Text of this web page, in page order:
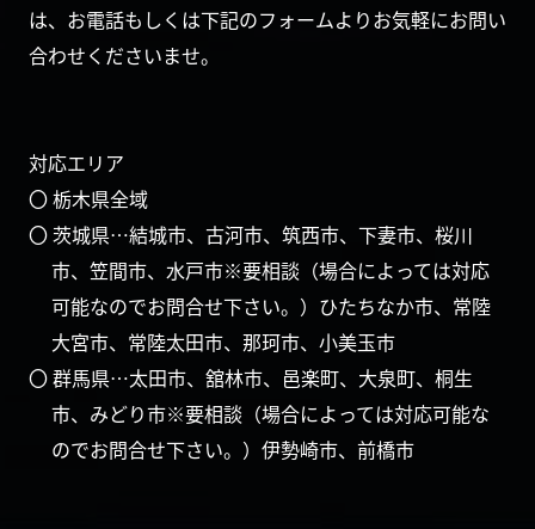
は、お電話もしくは下記のフォームよりお気軽にお問い
合わせくださいませ。
対応エリア
〇 栃木県全域
〇 茨城県…結城市、古河市、筑西市、下妻市、桜川
市、笠間市、水戸市※要相談（場合によっては対応
可能なのでお問合せ下さい。）ひたちなか市、常陸
大宮市、常陸太田市、那珂市、小美玉市
〇 群馬県…太田市、舘林市、邑楽町、大泉町、桐生
市、みどり市※要相談（場合によっては対応可能な
のでお問合せ下さい。）伊勢崎市、前橋市